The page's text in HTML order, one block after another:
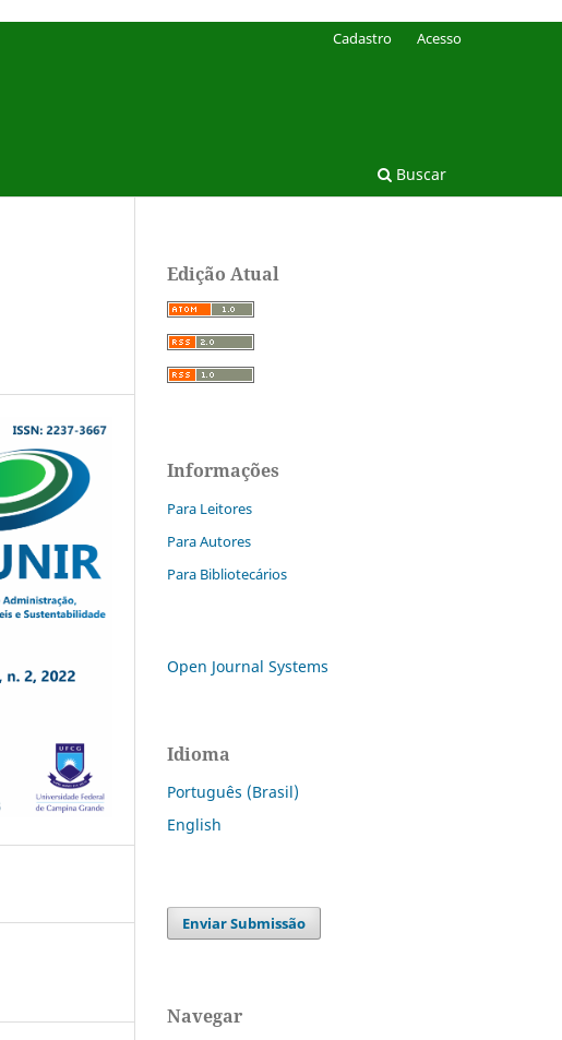
Buscar
Cadastro Acesso
Edição Atual
Informações
Para Leitores
Para Autores
Para Bibliotecários
Open Journal Systems
Idioma
Português (Brasil)
English
Enviar Submissão
Navegar